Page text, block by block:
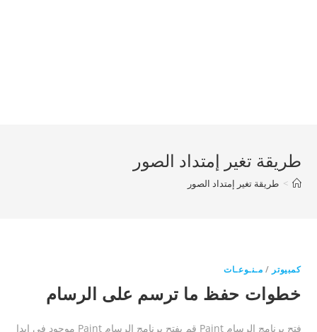
طريقة تغير إمتداد الصور
> طريقة تغير إمتداد الصور
كمبيوتر / مـنـوعـات
خطوات حفظ ما ترسم على الرسام
فتح برنامج الرسام Paint قم بفتح برنامج الرسام Paint موجود في ابدا